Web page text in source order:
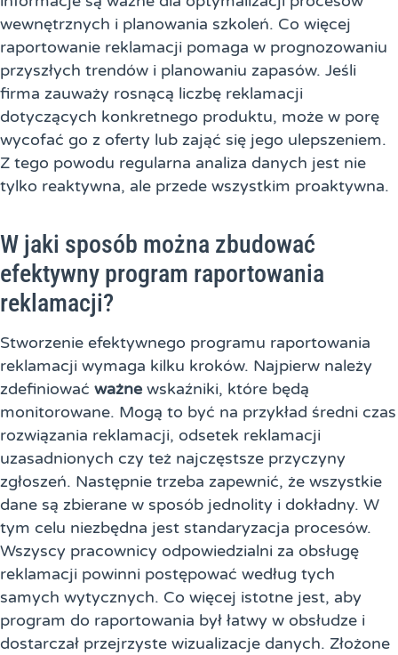
wewnętrznych i planowania szkoleń. Co więcej
raportowanie reklamacji pomaga w prognozowaniu
przyszłych trendów i planowaniu zapasów. Jeśli
firma zauważy rosnącą liczbę reklamacji
dotyczących konkretnego produktu, może w porę
wycofać go z oferty lub zająć się jego ulepszeniem.
Z tego powodu regularna analiza danych jest nie
tylko reaktywna, ale przede wszystkim proaktywna.
W jaki sposób można zbudować
efektywny program raportowania
reklamacji?
Stworzenie efektywnego programu raportowania
reklamacji wymaga kilku kroków. Najpierw należy
zdefiniować ważne wskaźniki, które będą
monitorowane. Mogą to być na przykład średni czas
rozwiązania reklamacji, odsetek reklamacji
uzasadnionych czy też najczęstsze przyczyny
zgłoszeń. Następnie trzeba zapewnić, że wszystkie
dane są zbierane w sposób jednolity i dokładny. W
tym celu niezbędna jest standaryzacja procesów.
Wszyscy pracownicy odpowiedzialni za obsługę
reklamacji powinni postępować według tych
samych wytycznych. Co więcej istotne jest, aby
program do raportowania był łatwy w obsłudze i
dostarczał przejrzyste wizualizacje danych. Złożone